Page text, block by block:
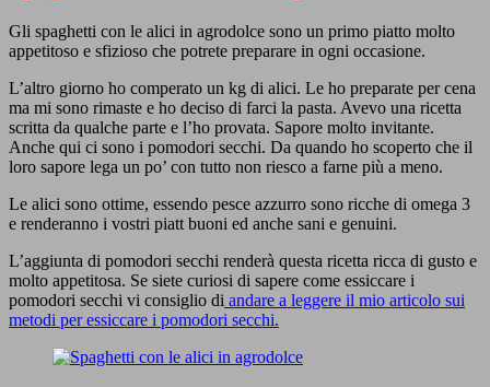
Gli spaghetti con le alici in agrodolce sono un primo piatto molto
appetitoso e sfizioso che potrete preparare in ogni occasione.
L’altro giorno ho comperato un kg di alici. Le ho preparate per cena
ma mi sono rimaste e ho deciso di farci la pasta. Avevo una ricetta
scritta da qualche parte e l’ho provata. Sapore molto invitante.
Anche qui ci sono i pomodori secchi. Da quando ho scoperto che il
loro sapore lega un po’ con tutto non riesco a farne più a meno.
Le alici sono ottime, essendo pesce azzurro sono ricche di omega 3
e renderanno i vostri piatt buoni ed anche sani e genuini.
L’aggiunta di pomodori secchi renderà questa ricetta ricca di gusto e
molto appetitosa. Se siete curiosi di sapere come essiccare i
pomodori secchi vi consiglio di andare a leggere il mio articolo sui
metodi per essiccare i pomodori secchi.